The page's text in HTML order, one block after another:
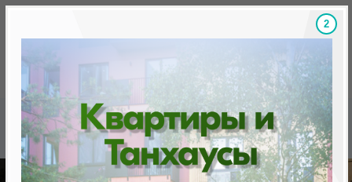
Скидки на новостройки, бонусы Готовые
1